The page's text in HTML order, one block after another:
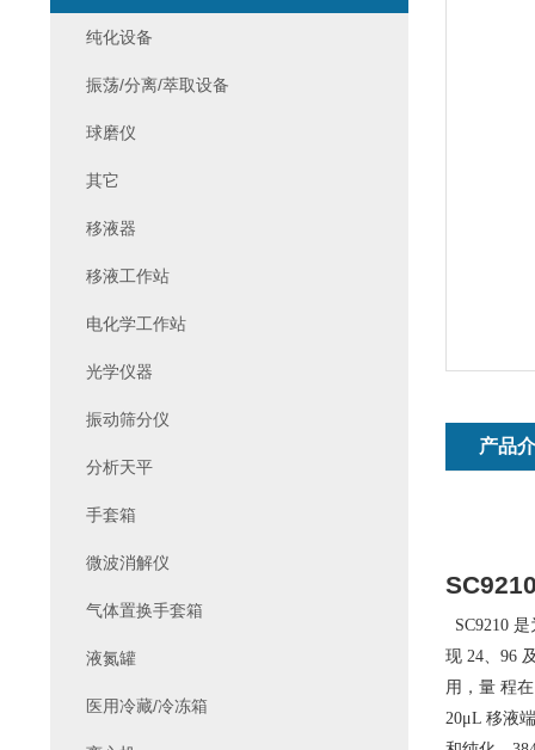
产品
SC9210
现 24、96
用，量 程
20μL 移液
纯化设备
振荡/分离/萃取设备
球磨仪
其它
移液器
移液工作站
电化学工作站
光学仪器
振动筛分仪
分析天平
手套箱
微波消解仪
气体置换手套箱
液氮罐
医用冷藏/冷冻箱